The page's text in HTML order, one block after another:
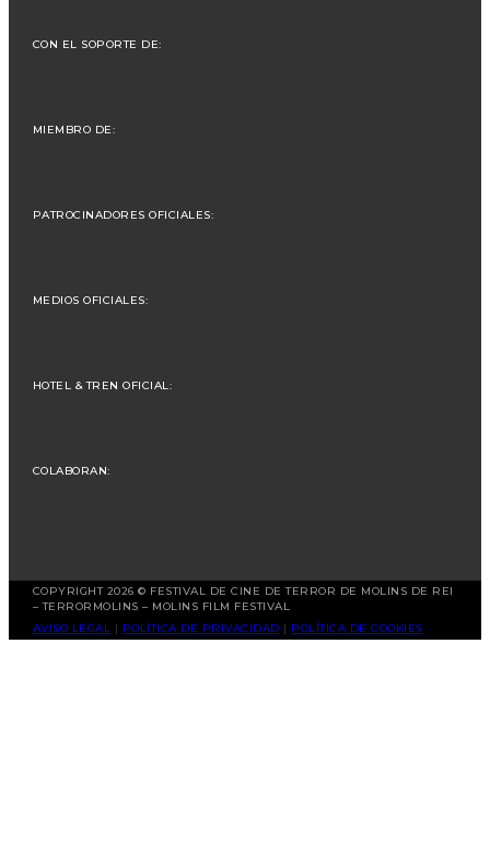
CON EL SOPORTE DE:
MIEMBRO DE:
PATROCINADORES OFICIALES:
MEDIOS OFICIALES:
HOTEL & TREN OFICIAL:
COLABORAN:
COPYRIGHT 2026 © FESTIVAL DE CINE DE TERROR DE MOLINS DE REI
– TERRORMOLINS – MOLINS FILM FESTIVAL
AVISO LEGAL | POLÍTICA DE PRIVACIDAD | POLÍTICA DE COOKIES